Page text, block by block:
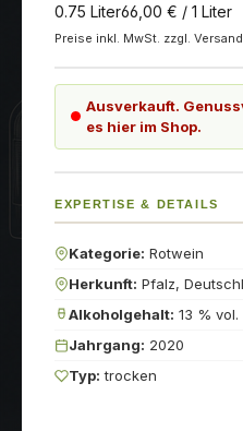
0.75 Liter66,00 € / 1 Liter
Preise inkl. MwSt. zzgl.
Ausverkauft.
es hier im Shop.
EXPERTISE & DETAILS
Kategorie: Rotwein
Herkunft: Pfalz,
Alkoholgehalt: 13 % vol.
Jahrgang: 2020
Typ: trocken